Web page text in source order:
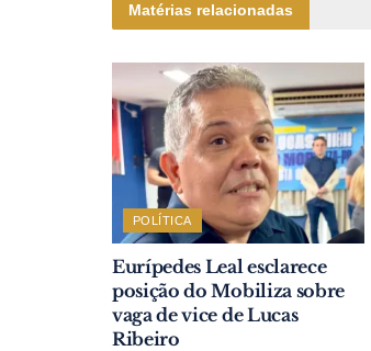
Matérias relacionadas
POLÍTICA
Eurípedes Leal esclarece
posição do Mobiliza sobre
vaga de vice de Lucas
Ribeiro